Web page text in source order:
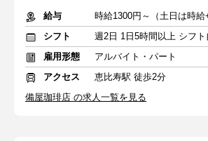
給与
シフト
週2日 1日5時間以上 シフ
雇用形態
アルバイト・パート
アクセス
恵比寿駅 徒歩2分
備屋珈琲店 の求人一覧を見る